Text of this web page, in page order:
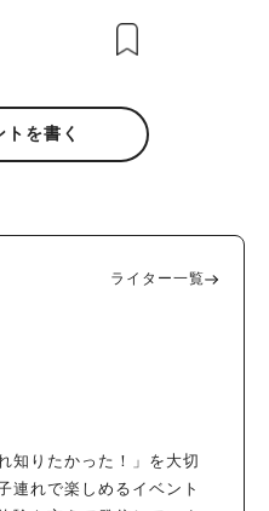
トを書く
ライター一覧
知りたかった！」を大切
連れで楽しめるイベント